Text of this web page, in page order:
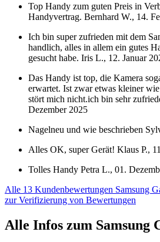
Top Handy zum guten Preis in
Handyvertrag. Bernhard W., 14.
Ich bin super zufrieden mit dem
handlich, alles in allem ein gutes
gesucht habe. Iris L., 12. Januar
Das Handy ist top, die Kamera
erwartet. Ist zwar etwas kleiner
stört mich nicht.ich bin sehr
Dezember 2025
Nagelneu und wie beschrieben
Alles OK, super Gerät! Klaus P.,
Tolles Handy Petra L., 01.
Alle 13 Kundenbewertungen Samsung
zur Verifizierung von Bewertungen
Alle Infos zum Samsung